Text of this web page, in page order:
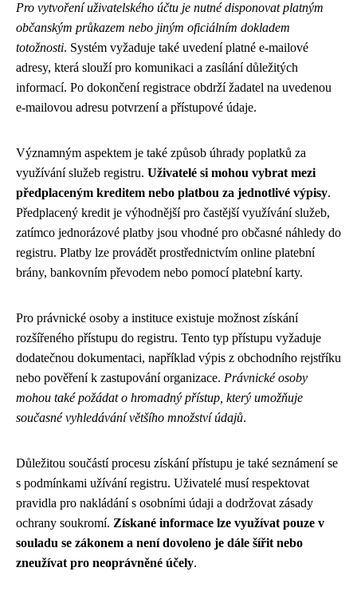
Pro vytvoření uživatelského účtu je nutné disponovat platným
občanským průkazem nebo jiným oficiálním dokladem
totožnosti. Systém vyžaduje také uvedení platné e-mailové
adresy, která slouží pro komunikaci a zasílání důležitých
informací. Po dokončení registrace obdrží žadatel na uvedenou
e-mailovou adresu potvrzení a přístupové údaje.
Významným aspektem je také způsob úhrady poplatků za
využívání služeb registru. Uživatelé si mohou vybrat mezi
předplaceným kreditem nebo platbou za jednotlivé výpisy.
Předplacený kredit je výhodnější pro častější využívání služeb,
zatímco jednorázové platby jsou vhodné pro občasné náhledy do
registru. Platby lze provádět prostřednictvím online platební
brány, bankovním převodem nebo pomocí platební karty.
Pro právnické osoby a instituce existuje možnost získání
rozšířeného přístupu do registru. Tento typ přístupu vyžaduje
dodatečnou dokumentaci, například výpis z obchodního rejstříku
nebo pověření k zastupování organizace. Právnické osoby
mohou také požádat o hromadný přístup, který umožňuje
současné vyhledávání většího množství údajů.
Důležitou součástí procesu získání přístupu je také seznámení se
s podmínkami užívání registru. Uživatelé musí respektovat
pravidla pro nakládání s osobními údaji a dodržovat zásady
ochrany soukromí. Získané informace lze využívat pouze v
souladu se zákonem a není dovoleno je dále šířit nebo
zneužívat pro neoprávněné účely.